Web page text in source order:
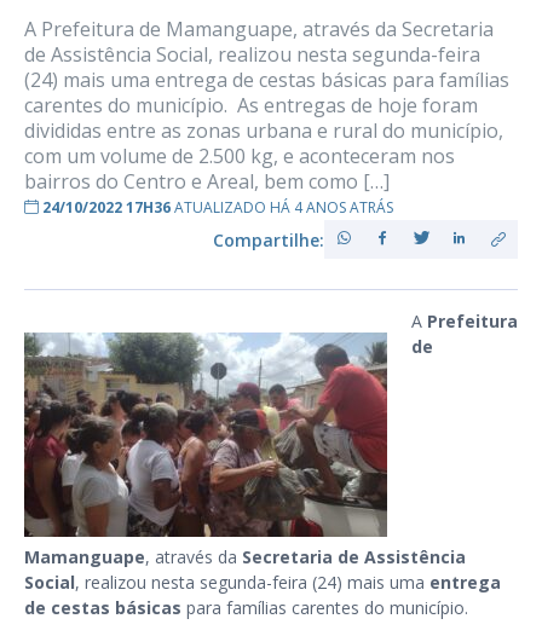
A Prefeitura de Mamanguape, através da Secretaria
de Assistência Social, realizou nesta segunda-feira
(24) mais uma entrega de cestas básicas para famílias
carentes do município. As entregas de hoje foram
divididas entre as zonas urbana e rural do município,
com um volume de 2.500 kg, e aconteceram nos
bairros do Centro e Areal, bem como […]
24/10/2022 17H36ATUALIZADO HÁ 4 ANOS ATRÁS
Compartilhe:
A Prefeitura
de
Mamanguape, através da Secretaria de Assistência
Social, realizou nesta segunda-feira (24) mais uma entrega
de cestas básicas para famílias carentes do município.